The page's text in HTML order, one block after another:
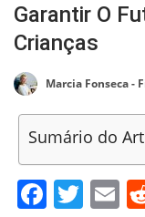
Garantir O
Crianças
Sumário do